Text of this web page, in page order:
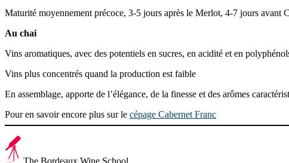
Maturité moyennement précoce, 3-5 jours après le Merlot, 4-7 jours avant
Au chai
Vins aromatiques, avec des potentiels en sucres, en acidité et en
Vins plus concentrés quand la production est faible
En assemblage, apporte de l’élégance, de la finesse et des arômes
Pour en savoir encore plus sur le cépage Cabernet Franc
The Bordeaux Wine School